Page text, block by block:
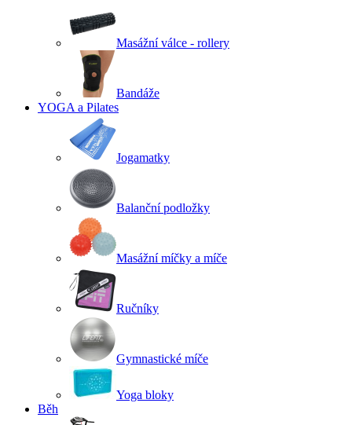
Masážní válce - rollery
Bandáže
YOGA a Pilates
Jogamatky
Balanční podložky
Masážní míčky a míče
Ručníky
Gymnastické míče
Yoga bloky
Běh